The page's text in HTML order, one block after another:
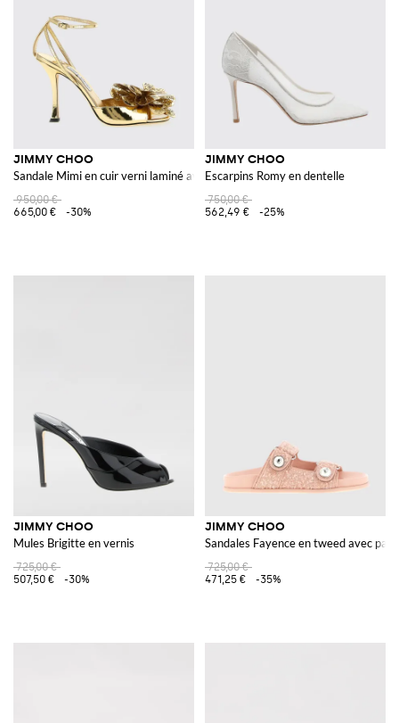
JIMMY CHOO
Sandale Mimi en cuir verni laminé avec application florale
950,00 €
665,00 €
-30%
JIMMY CHOO
Escarpins Romy en dentelle
750,00 €
562,49 €
-25%
JIMMY CHOO
Mules Brigitte en vernis
725,00 €
507,50 €
-30%
JIMMY CHOO
Sandales Fayence en tweed avec
725,00 €
471,25 €
-35%